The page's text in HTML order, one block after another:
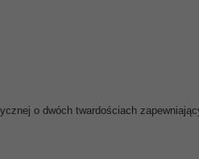
o dwóch twardościach